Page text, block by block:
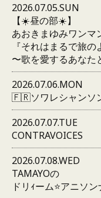
2026.07.05.SUN
【☀️昼の部☀️】
あおきまゆみワンマ
『それはまるで旅の
〜歌を愛するあなた
2026.07.06.MON
🇫🇷ソワレシャンソ
2026.07.07.TUE
CONTRAVOICES
2026.07.08.WED
TAMAYOの
ドリｨーム⭐️アニソ